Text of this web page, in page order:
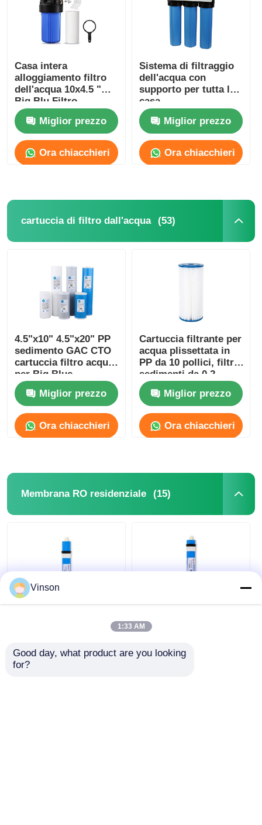
Casa intera
alloggiamento filtro
dell'acqua 10x4.5 "
Big Blu Filtro
alloggiamento con
chiave e supporto
Miglior prezzo
Ora chiacchieri
Sistema di filtraggio
dell'acqua con
supporto per tutta la
casa
Miglior prezzo
Ora chiacchieri
cartuccia di filtro dall'acqua (53)
4.5"x10" 4.5"x20" PP
sedimento GAC CTO
cartuccia filtro acqua
per Big Blue
alloggiamento
Miglior prezzo
Ora chiacchieri
Cartuccia filtrante per
acqua plissettata in
PP da 10 pollici, filtro
sedimenti da 0,2
micron per processo
di acqua pura
Miglior prezzo
Ora chiacchieri
Membrana RO residenziale (15)
dell'acqua di ricambio
RO ad Alto Rifiuto in
Composito di
Poliammide per il
Trattamento
Vinson
1:33 AM
Good day, what product are you looking
for?